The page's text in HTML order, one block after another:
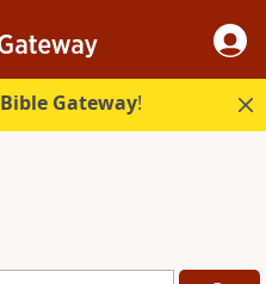
Bible Gateway!